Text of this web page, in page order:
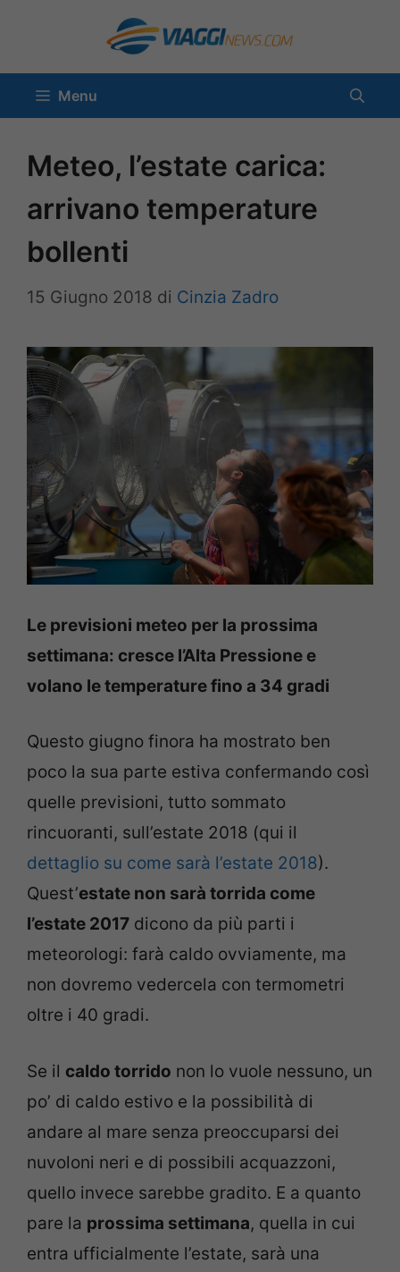
contenuto
Menu
Meteo, l’estate carica:
arrivano temperature
bollenti
15 Giugno 2018 di Cinzia Zadro
Le previsioni meteo per la prossima
settimana: cresce l’Alta Pressione e
volano le temperature fino a 34 gradi
Questo giugno finora ha mostrato ben
poco la sua parte estiva confermando così
quelle previsioni, tutto sommato
rincuoranti, sull’estate 2018 (qui il
dettaglio su come sarà l’estate 2018).
Quest’estate non sarà torrida come
l’estate 2017 dicono da più parti i
meteorologi: farà caldo ovviamente, ma
non dovremo vedercela con termometri
oltre i 40 gradi.
Se il caldo torrido non lo vuole nessuno, un
po’ di caldo estivo e la possibilità di
andare al mare senza preoccuparsi dei
nuvoloni neri e di possibili acquazzoni,
quello invece sarebbe gradito. E a quanto
pare la prossima settimana, quella in cui
entra ufficialmente l’estate, sarà una